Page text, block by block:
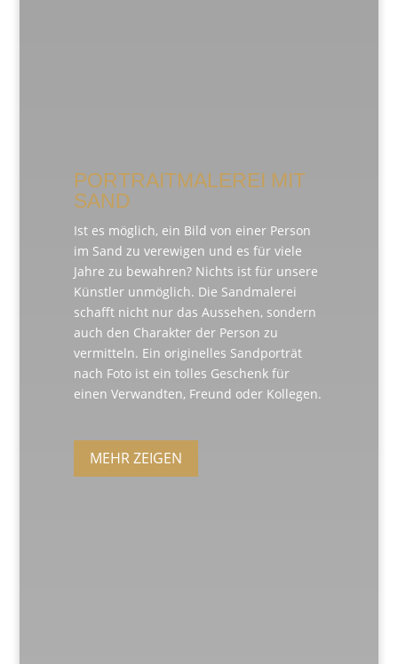
PORTRAITMALEREI MIT
SAND
Ist es möglich, ein Bild von einer Person
im Sand zu verewigen und es für viele
Jahre zu bewahren? Nichts ist für unsere
Künstler unmöglich. Die Sandmalerei
schafft nicht nur das Aussehen, sondern
auch den Charakter der Person zu
vermitteln. Ein originelles Sandporträt
nach Foto ist ein tolles Geschenk für
einen Verwandten, Freund oder Kollegen.
MEHR ZEIGEN